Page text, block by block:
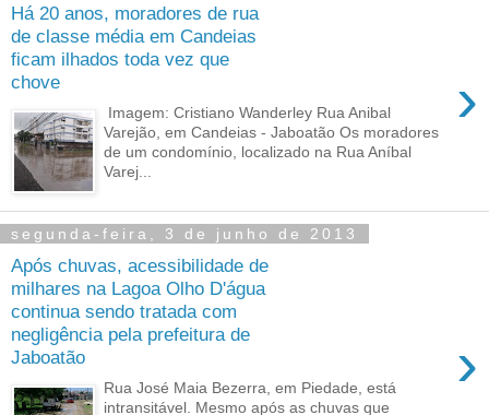
Há 20 anos, moradores de rua
de classe média em Candeias
ficam ilhados toda vez que
chove
›
Imagem: Cristiano Wanderley Rua Anibal
Varejão, em Candeias - Jaboatão Os moradores
de um condomínio, localizado na Rua Aníbal
Varej...
segunda-feira, 3 de junho de 2013
Após chuvas, acessibilidade de
milhares na Lagoa Olho D'água
continua sendo tratada com
negligência pela prefeitura de
Jaboatão
›
Rua José Maia Bezerra, em Piedade, está
intransitável. Mesmo após as chuvas que